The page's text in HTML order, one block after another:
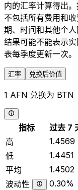
内的汇率计算得出
不包括所有费用和
期、时间和其他个
结果可能不能表示
表每季度更新一次。
汇率 兑换后价值
1 AFN 兑换为 BTN
指标 过去 7
高
1.4569
低
1.4451
平均
1.4502
波动性
0.30%